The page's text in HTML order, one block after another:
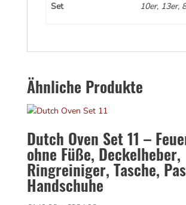
Set 10er, 13er,
Ähnliche Produkte
Dutch Oven Set 11 –
ohne Füße, Deckelheber,
Ringreiniger, Tasche,
Handschuhe